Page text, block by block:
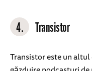
4. Transistor
Transistor este un